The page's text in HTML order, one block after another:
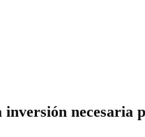
necesaria